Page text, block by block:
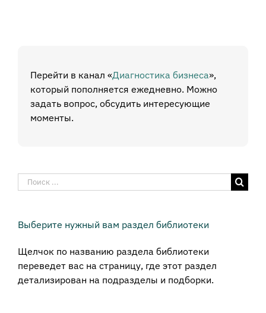
Перейти в канал «Диагностика бизнеса»,
который пополняется ежедневно. Можно
задать вопрос, обсудить интересующие
моменты.
Результат
поиска:
Выберите нужный вам раздел библиотеки
Щелчок по названию раздела библиотеки
переведет вас на страницу, где этот раздел
детализирован на подразделы и подборки.